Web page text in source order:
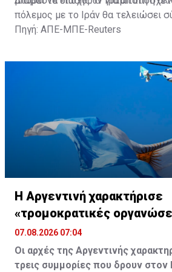
πόλεμος με το Ιράν θα τελειώσει
Πηγή: ΑΠΕ-ΜΠΕ-Reuters
Η Αργεντινή χαρακτήρισε
«τρομοκρατικές
συμμορίες στον Ισημερινό
07.08.2026 07:04
Οι αρχές της Αργεντινής
τρεις συμμορίες που δρουν στον